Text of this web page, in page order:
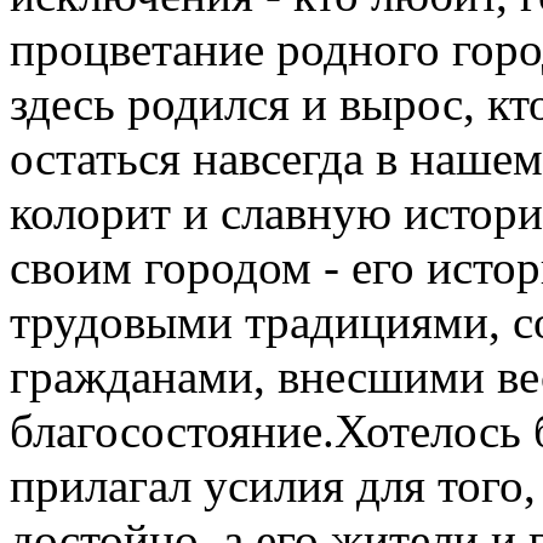
процветание родного
здесь родился и вырос,
остаться навсегда в
колорит и славную
своим городом - его
трудовыми традициями,
гражданами, внесшими
прилагал усилия для